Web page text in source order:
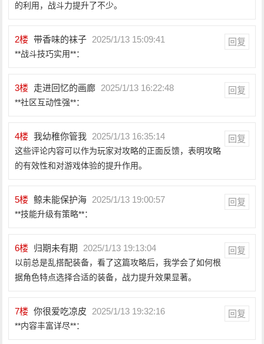
的利用，战斗力提升了不少。
2楼 带香味的袜子 2025/1/13 15:09:41 回复
**战斗技巧实用**：
3楼 走进回忆的画廊 2025/1/13 16:22:48 回复
**社区互动性强**：
4楼 我幼稚你管我 2025/1/13 16:35:14 回复
这些评论内容可以作为玩家对攻略的正面反馈，表明攻略
的有效性和对游戏体验的提升作用。
5楼 鲸未能保护海 2025/1/13 19:00:57 回复
**技能升级有策略**：
6楼 归期未有期 2025/1/13 19:13:04 回复
以前总是乱搭配装备，看了这篇攻略后，我学会了如何根
据角色特点选择合适的装备，战力提升效果显著。
7楼 你很爱吃凉皮 2025/1/13 19:32:16 回复
**内容丰富详尽**：